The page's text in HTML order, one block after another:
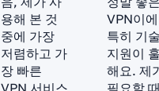
용해 본 것
중에 가장
저렴하고 가
장 빠른
VPN이
특히 기
지원이
해요. 제